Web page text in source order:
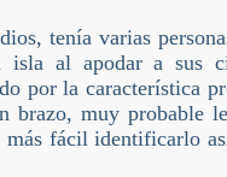
tenía varias
isla al apodar a sus
por la característica
brazo, muy probable
más fácil identificarlo